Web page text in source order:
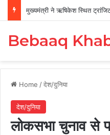
मुख्यमंत्री ने ऋषिकेश स्थित
Bebaaq
Home /देश/दुनिया
देश/दुनिया
लोकसभा चुनाव से